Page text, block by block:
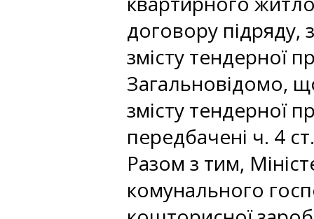
договору підряду,
змісту тендерної
Загальновідомо,
змісту тендерної
передбачені ч. 4
Разом з тим,
комунального